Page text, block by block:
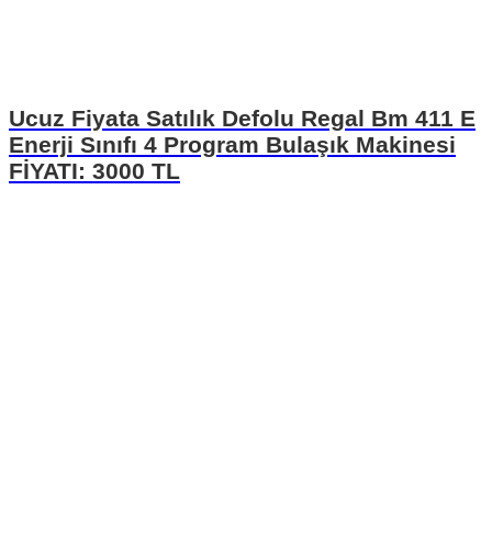
Ucuz Fiyata Satılık Defolu Regal Bm 411 E
Enerji Sınıfı 4 Program Bulaşık Makinesi
FİYATI: 3000 TL